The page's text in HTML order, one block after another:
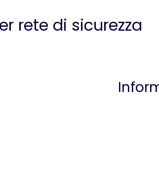
rete di sicurezza